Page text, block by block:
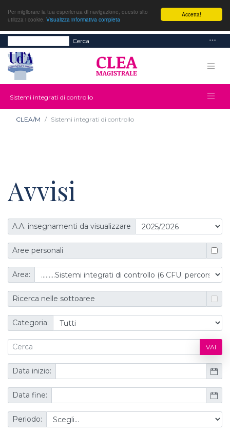
Accetta!
Per migliorare la tua esperienza di navigazione, questo sito
utilizza i cookie. Visualizza informativa completa
Cerca
Sistemi integrati di controllo
CLEA/M Sistemi integrati di controllo
Avvisi
A.A. insegnamenti da visualizzare
Aree personali
Area:
Ricerca nelle sottoaree
Categoria:
VAI
Data inizio:
Data fine:
Periodo: